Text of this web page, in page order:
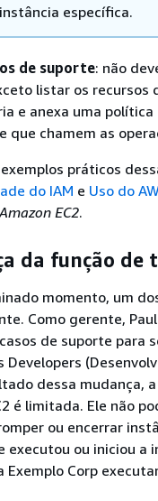
instância específica.
de suporte: não
listar os recursos
e anexa uma
que chamem as
práticos
do IAM e Uso do
EC2.
da função de
momento, um
Como gerente,
de suporte para
Developers
dessa mudança,
é limitada. Ele não
ou encerrar
executou ou iniciou a
Exemplo Corp